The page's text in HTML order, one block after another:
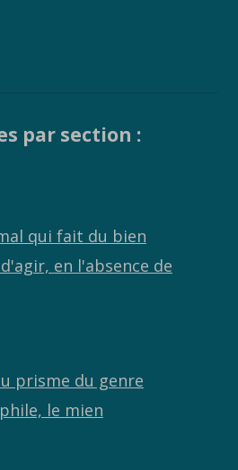
par section :
qui fait du bien
en l'absence de
prisme du genre
le mien